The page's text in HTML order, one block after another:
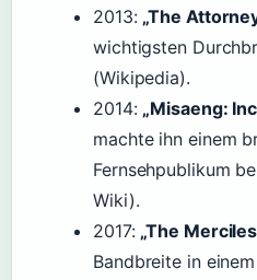
2013: „The
wichtigsten
(Wikipedia).
2014: „Misaeng:
machte ihn einem
Fernsehpublikum
Wiki).
2017: „The
Bandbreite in